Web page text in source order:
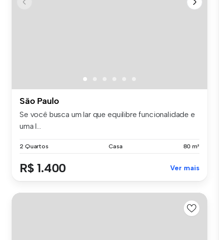
São Paulo
Se você busca um lar que equilibre funcionalidade e
uma l...
2 Quartos Casa 80 m²
R$ 1.400 Ver mais